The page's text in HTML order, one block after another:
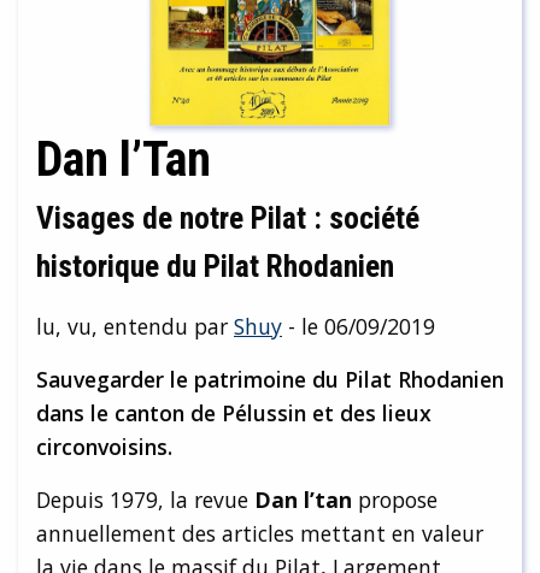
Dan l’Tan
Visages de notre Pilat : société
historique du Pilat Rhodanien
lu, vu, entendu par Shuy - le 06/09/2019
Sauvegarder le patrimoine du Pilat Rhodanien
dans le canton de Pélussin et des lieux
circonvoisins.
Depuis 1979, la revue Dan l’tan propose
annuellement des articles mettant en valeur
la vie dans le massif du Pilat. Largement